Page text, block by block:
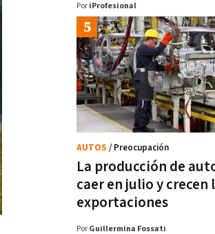
Por iProfesional
La producción de
caer en julio y crecen
exportaciones
AUTOS / Preocupación
Por Guillermina Fossati